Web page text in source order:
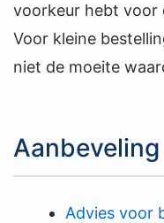
voorkeur hebt voor
Voor kleine
niet de moeite
Aanbeveling
Advies voor